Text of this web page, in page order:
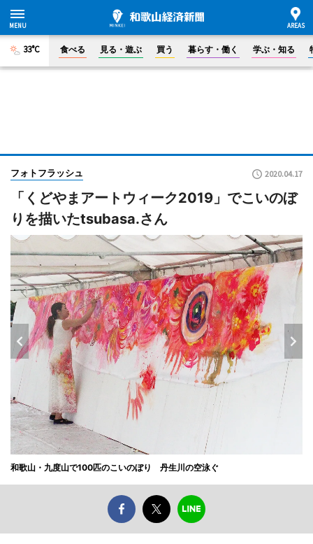
33°C 食べる 見る・遊ぶ 買う 暮らす・働く 学ぶ・知る
フォトフラッシュ 2020.04.17
「くどやまアートウィーク2019」でこいのぼ
りを描いたtsubasa.さん
和歌山・九度山で100匹のこいのぼり 丹生川の空泳ぐ